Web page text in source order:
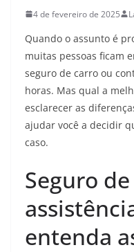
4 de fevereiro de 2025
Quando o assunto é
muitas pessoas ficam
seguro de carro ou
horas. Mas qual a
esclarecer as
ajudar você a decidir
caso.
Seguro
entenda